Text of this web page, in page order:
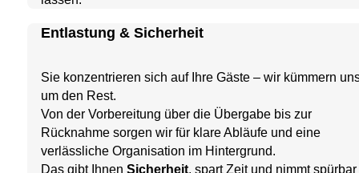
Entlastung & Sicherheit
Sie konzentrieren sich auf Ihre Gäste – wir kümmern
um den Rest.
Von der Vorbereitung über die Übergabe bis zur
Rücknahme sorgen wir für klare Abläufe und eine
verlässliche Organisation im Hintergrund.
Das gibt Ihnen Sicherheit, spart Zeit und nimmt spürbar